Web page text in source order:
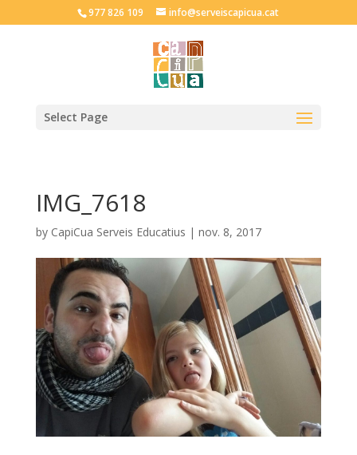
977 826 109 info@serveiscapicua.cat
Select Page
IMG_7618
by CapiCua Serveis Educatius | nov. 8, 2017